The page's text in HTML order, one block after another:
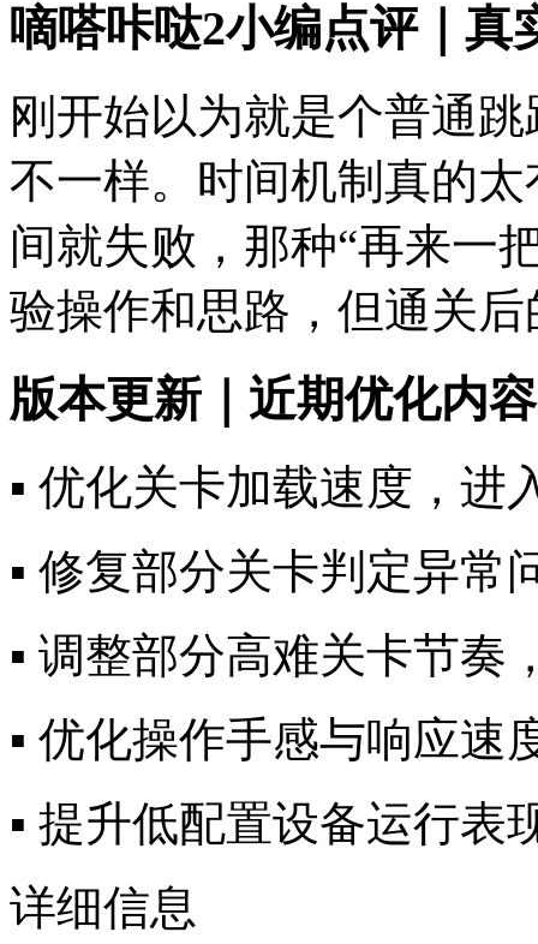
嘀嗒咔哒2小编点评｜真
刚开始以为就是个普通
不一样。时间机制真的
间就失败，那种“再来一
验操作和思路，但通关
版本更新｜近期优化内
▪️ 优化关卡加载速度，进
▪️ 修复部分关卡判定异常
▪️ 调整部分高难关卡节奏
▪️ 优化操作手感与响应速
▪️ 提升低配置设备运行表
详细信息